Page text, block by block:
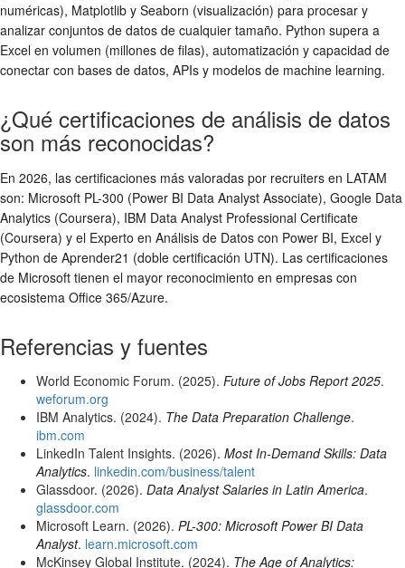
numéricas), Matplotlib y Seaborn (visualización) para procesar y
analizar conjuntos de datos de cualquier tamaño. Python supera a
Excel en volumen (millones de filas), automatización y capacidad de
conectar con bases de datos, APIs y modelos de machine learning.
¿Qué certificaciones de análisis de datos
son más reconocidas?
En 2026, las certificaciones más valoradas por recruiters en LATAM
son: Microsoft PL-300 (Power BI Data Analyst Associate), Google Data
Analytics (Coursera), IBM Data Analyst Professional Certificate
(Coursera) y el Experto en Análisis de Datos con Power BI, Excel y
Python de Aprender21 (doble certificación UTN). Las certificaciones
de Microsoft tienen el mayor reconocimiento en empresas con
ecosistema Office 365/Azure.
Referencias y fuentes
World Economic Forum. (2025). Future of Jobs Report 2025.
weforum.org
IBM Analytics. (2024). The Data Preparation Challenge.
ibm.com
LinkedIn Talent Insights. (2026). Most In-Demand Skills: Data
Analytics. linkedin.com/business/talent
Glassdoor. (2026). Data Analyst Salaries in Latin America.
glassdoor.com
Microsoft Learn. (2026). PL-300: Microsoft Power BI Data
Analyst. learn.microsoft.com
McKinsey Global Institute. (2024). The Age of Analytics: